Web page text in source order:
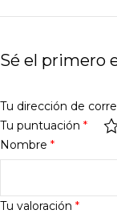
Sé el primero
Tu dirección de
Tu puntuación *
Tu valoración *
Nombre *